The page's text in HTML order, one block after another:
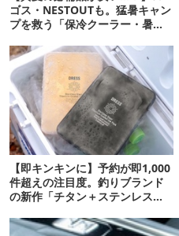
ゴス・NESTOUTも。猛暑キャン
プを救う「保冷クーラー・暑さ
【即キンキンに】予約が即1,000
件超えの注目度。釣りブランド
の新作「チタン＋ステンレスの